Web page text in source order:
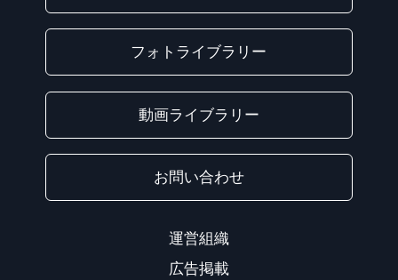
フォトライブラリー
動画ライブラリー
お問い合わせ
運営組織
広告掲載